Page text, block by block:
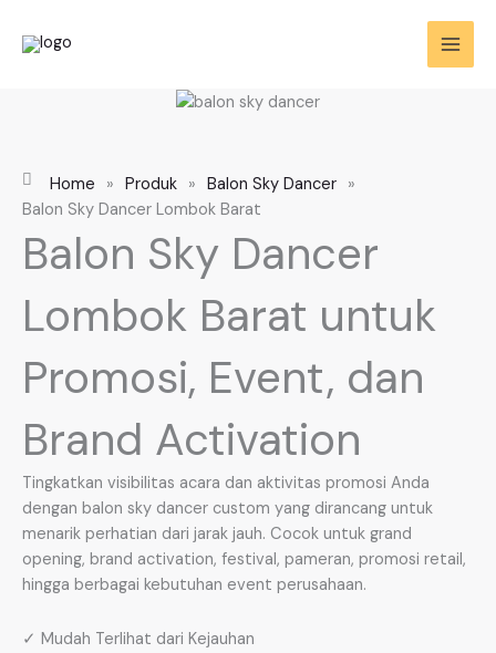
Home » Produk » Balon Sky Dancer
»
Balon Sky Dancer Lombok Barat
Balon Sky Dancer
Lombok Barat untuk
Promosi, Event, dan
Brand Activation
Tingkatkan visibilitas acara dan aktivitas promosi Anda
dengan balon sky dancer custom yang dirancang untuk
menarik perhatian dari jarak jauh. Cocok untuk grand
opening, brand activation, festival, pameran, promosi retail,
hingga berbagai kebutuhan event perusahaan.
✓ Mudah Terlihat dari Kejauhan